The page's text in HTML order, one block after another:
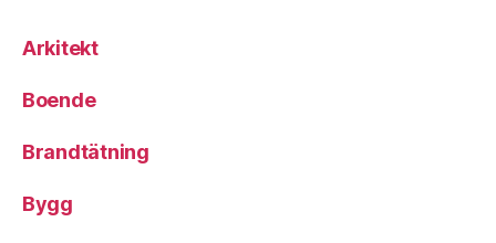
Arkitekt
Boende
Brandtätning
Bygg